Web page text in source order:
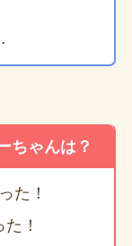
ちゃんは？
た！
！